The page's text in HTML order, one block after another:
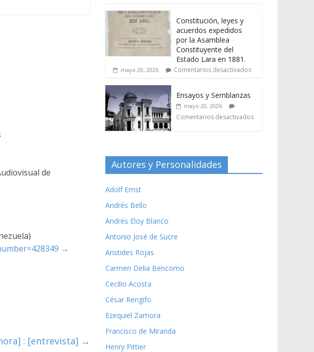
de
→
: [entrevista] →
Constitución, leyes y
acuerdos expedidos
por la Asamblea
Constituyente del
Estado Lara en 1881.
mayo 20, 2026 Comentarios desactivados
Ensayos y Semblanzas
mayo 20, 2026
Comentarios desactivados
Autores y Personalidades
Adolf Ernst
Andrés Bello
Andrés Eloy Blanco
Antonio José de Sucre
Aristides Rojas
Carmen Delia Bencomo
Cecilio Acosta
César Rengifo
Ezequiel Zamora
Francisco de Miranda
Henry Pittier